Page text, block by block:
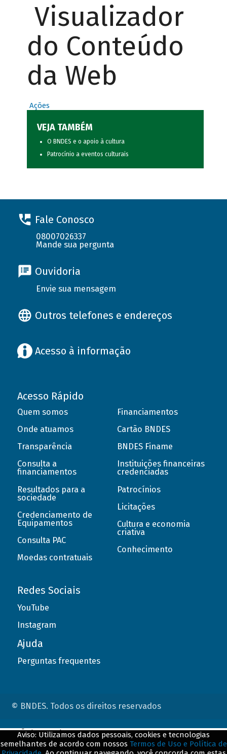
Visualizador
do Conteúdo
da Web
Ações
VEJA TAMBÉM
O BNDES e o apoio à cultura
Patrocínio a eventos culturais
Fale Conosco
08007026337
Mande sua pergunta
Ouvidoria
Envie sua mensagem
Outros telefones e endereços
Acesso à informação
Acesso Rápido
Quem somos
Onde atuamos
Transparência
Consulta a
financiamentos
Resultados para a
sociedade
Credenciamento de
Equipamentos
Consulta PAC
Moedas contratuais
Financiamentos
Cartão BNDES
BNDES Finame
Instituições financeiras
credenciadas
Patrocínios
Licitações
Cultura e economia
criativa
Conhecimento
Redes Sociais
YouTube
Instagram
Ajuda
Perguntas frequentes
© BNDES. Todos os direitos reservados
Aviso: Utilizamos dados pessoais, cookies e tecnologias
semelhantes de acordo com nossos Termos de Uso e Política de
ConteÃºdo complementar
${title}${badge}